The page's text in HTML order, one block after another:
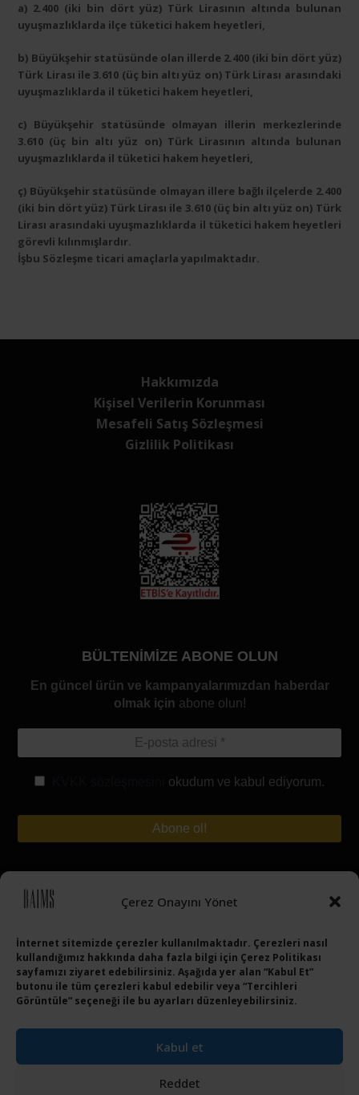
Çerez Onayını Yönet
İnternet sitemizde çerezler kullanılmaktadır. Çerezleri nasıl
kullandığımız hakkında daha fazla bilgi için Çerez Politikası
sayfamızı ziyaret edebilirsiniz. Aşağıda yer alan “Kabul Et”
butonu ile tüm çerezleri kabul edebilir veya “Tercihleri
Görüntüle” seçeneği ile bu ayarları düzenleyebilirsiniz.
Kabul et
Reddet
a) 2.400 (iki bin dört yüz) Türk Lirasının altında bulunan
uyuşmazlıklarda ilçe tüketici hakem heyetleri,
b) Büyükşehir statüsünde olan illerde 2.400 (iki bin dört yüz)
Türk Lirası ile 3.610 (üç bin altı yüz on) Türk Lirası arasındaki
uyuşmazlıklarda il tüketici hakem heyetleri,
c) Büyükşehir statüsünde olmayan illerin merkezlerinde
3.610 (üç bin altı yüz on) Türk Lirasının altında bulunan
uyuşmazlıklarda il tüketici hakem heyetleri,
ç) Büyükşehir statüsünde olmayan illere bağlı ilçelerde 2.400
(iki bin dört yüz) Türk Lirası ile 3.610 (üç bin altı yüz on) Türk
Lirası arasındaki uyuşmazlıklarda il tüketici hakem heyetleri
görevli kılınmışlardır.
İşbu Sözleşme ticari amaçlarla yapılmaktadır.
Hakkımızda
Kişisel Verilerin Korunması
Mesafeli Satış Sözleşmesi
Gizlilik Politikası
BÜLTENİMİZE ABONE OLUN
En güncel ürün ve kampanyalarımızdan haberdar
olmak için abone olun!
okudum ve kabul ediyorum.
Siparişinizi Takip Edin
Sosyal Medya Hesaplarımız
TwitterFacebookInstagram